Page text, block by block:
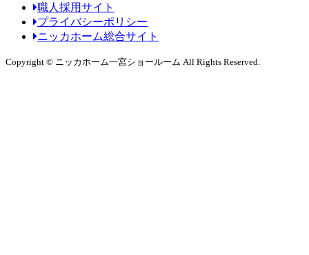
職人採用サイト
プライバシーポリシー
ニッカホーム総合サイト
Copyright © ニッカホーム一宮ショールーム All Rights Reserved.